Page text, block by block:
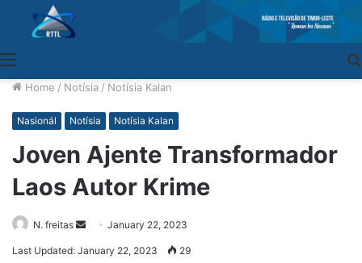
Home / Notísia / Notísia Kalan
Nasionál Notísia Notísia Kalan
Joven Ajente Transformador
Laos Autor Krime
N. freitas
SendJanuary 22, 2023
Last Updated: January 22, 2023 29